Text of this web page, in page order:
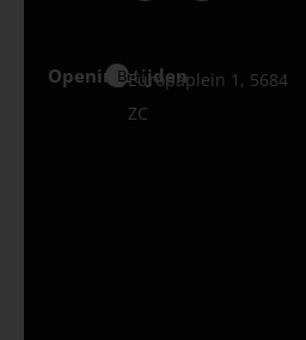
Openingstijden
Best
Europaplein 1, 5684
ZC